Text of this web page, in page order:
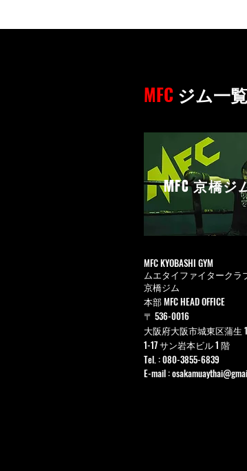
MFC ジム一覧
MFC京橋ジ
MFC KYOBASHI GYM
ムエタイファイタークラ
京橋ジム
本部 MFC HEAD OFFICE
〒 536-0016
大阪府大阪市城東区蒲生
1-17 サン岩本ビル 1 階
Tel. : 080-3855-6839
E-mail :